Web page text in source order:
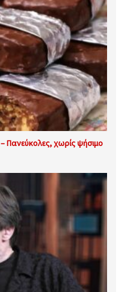
Πανεύκολες, χωρίς ψήσιμο